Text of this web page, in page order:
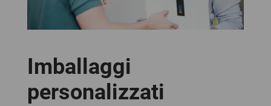
Imballaggi
personalizzati